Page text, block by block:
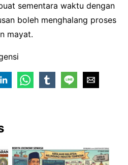
sementara waktu dengan
boleh menghalang proses
mayat.